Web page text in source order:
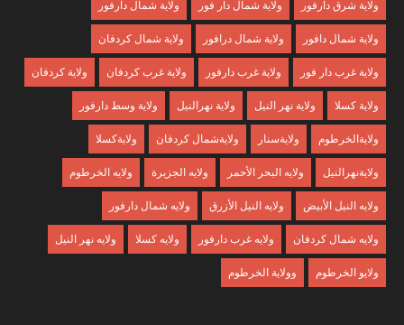
ولاية شرق دارفور ولاية شمال دار فور ولاية شمال دارفور
ولاية شمال دافور ولاية شمال درافور ولاية شمال كردفان
ولاية غرب دار فور ولاية غرب دارفور ولاية غرب كردفان ولاية كردفان
ولاية كسلا ولاية نهر النيل ولاية نهرالنيل ولاية وسط دارفور
ولايةالخرطوم ولايةسنار ولايةشمال كردفان ولايةكسلا
ولايةنهرالنيل ولايه البحر الأحمر ولايه الجزيرة ولايه الخرطوم
ولايه النيل الأبيض ولايه النيل الأزرق ولايه شمال دارفور
ولايه شمال كردفان ولايه غرب دارفور ولايه كسلا ولايه نهر النيل
ولايو الخرطوم وولاية الخرطوم